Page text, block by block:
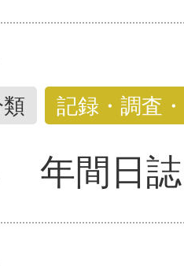
記録・調査
年間日誌